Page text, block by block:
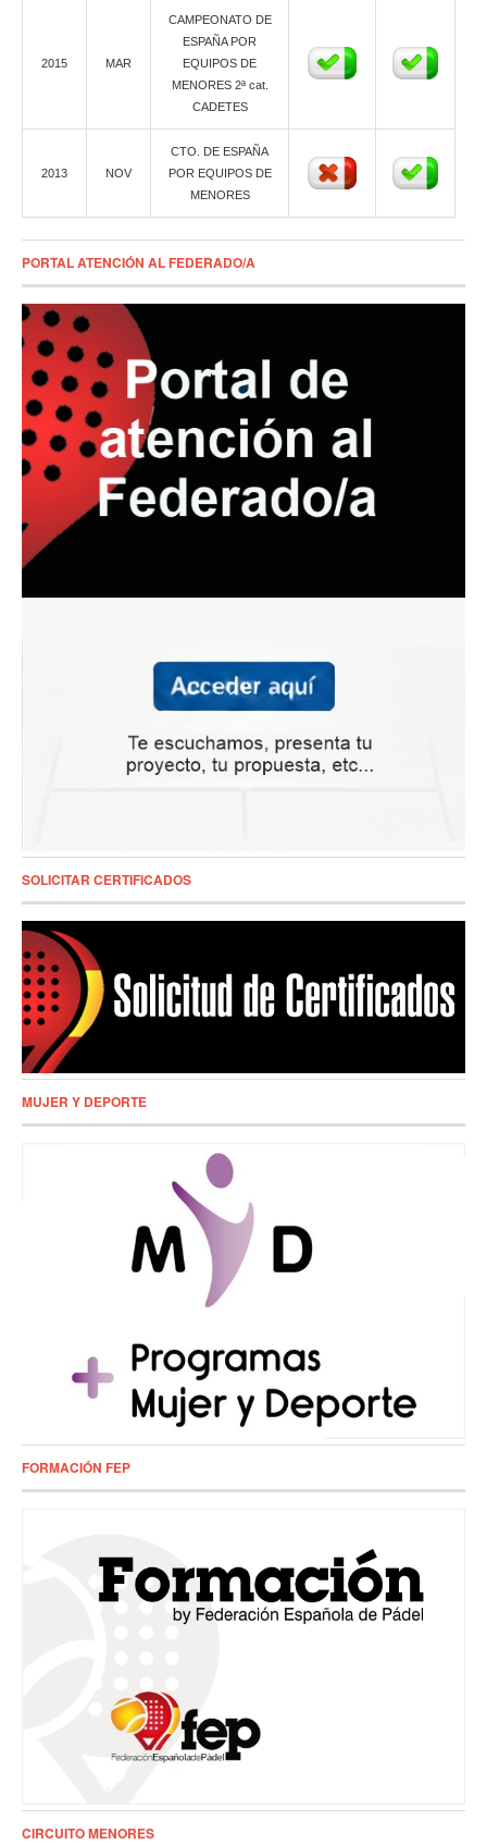
2015 MAR
CAMPEONATO DE
ESPAÑA POR
EQUIPOS DE
MENORES 2ª cat.
CADETES
2013 NOV
CTO. DE ESPAÑA
POR EQUIPOS DE
MENORES
PORTAL ATENCIÓN AL FEDERADO/A
SOLICITAR CERTIFICADOS
MUJER Y DEPORTE
FORMACIÓN FEP
CIRCUITO MENORES